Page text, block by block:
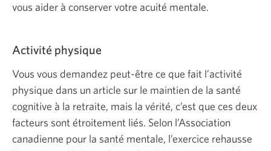
vous aider à conserver votre acuité mentale.
Activité physique
Vous vous demandez peut-être ce que fait l’activité
physique dans un article sur le maintien de la santé
cognitive à la retraite, mais la vérité, c’est que ces deux
facteurs sont étroitement liés. Selon l’Association
canadienne pour la santé mentale, l’exercice rehausse